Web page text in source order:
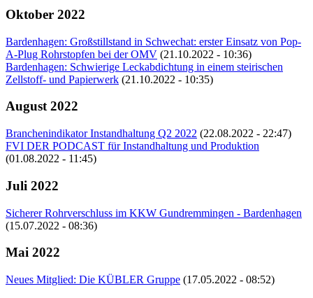
Oktober 2022
Bardenhagen: Großstillstand in Schwechat: erster Einsatz von Pop-
A-Plug Rohrstopfen bei der OMV (21.10.2022 - 10:36)
Bardenhagen: Schwierige Leckabdichtung in einem steirischen
Zellstoff- und Papierwerk (21.10.2022 - 10:35)
August 2022
Branchenindikator Instandhaltung Q2 2022 (22.08.2022 - 22:47)
FVI DER PODCAST für Instandhaltung und Produktion
(01.08.2022 - 11:45)
Juli 2022
Sicherer Rohrverschluss im KKW Gundremmingen - Bardenhagen
(15.07.2022 - 08:36)
Mai 2022
Neues Mitglied: Die KÜBLER Gruppe (17.05.2022 - 08:52)